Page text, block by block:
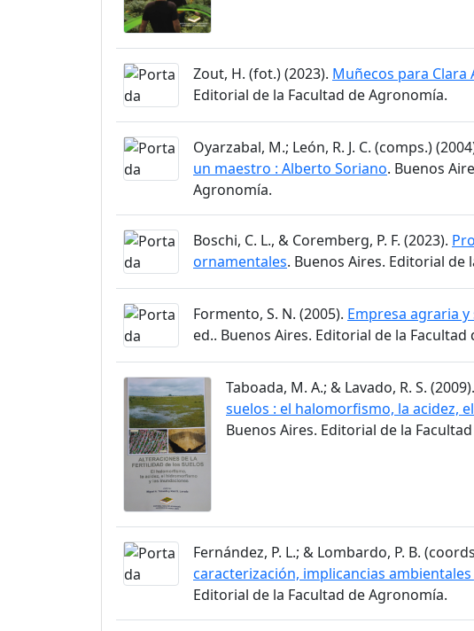
Zout, H. (fot.) (2023). Muñecos para Clara
Editorial de la Facultad de Agronomía.
Oyarzabal, M.; León, R. J. C. (comps.)
un maestro : Alberto Soriano. Buenos
Agronomía.
Boschi, C. L., & Coremberg, P. F. (2023).
ornamentales. Buenos Aires. Editorial de
Formento, S. N. (2005). Empresa agraria
ed.. Buenos Aires. Editorial de la
Taboada, M. A.; & Lavado, R. S. (2009).
suelos : el halomorfismo, la acidez,
Buenos Aires. Editorial de la
Fernández, P. L.; & Lombardo, P. B.
caracterización, implicancias
Editorial de la Facultad de Agronomía.